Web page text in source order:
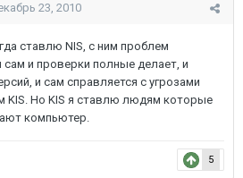
23, 2010
ставлю NIS, с ним проблем
и проверки полные делает, и
и сам справляется с угрозами
KIS. Но KIS я ставлю людям которые
компьютер.
5